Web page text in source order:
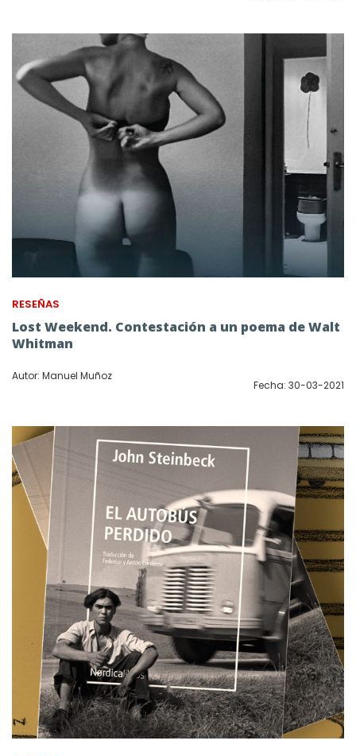
RESEÑAS
Lost Weekend. Contestación a un poema de Walt
Whitman
Autor: Manuel Muñoz
Fecha: 30-03-2021